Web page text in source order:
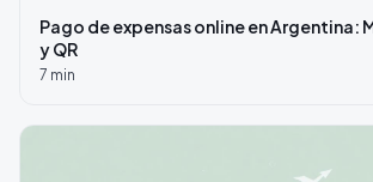
Pago de expensas online en Argentina:
y QR
7 min